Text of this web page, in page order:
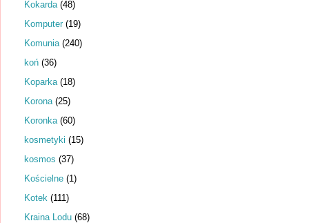
Kokarda (48)
Komputer (19)
Komunia (240)
koń (36)
Koparka (18)
Korona (25)
Koronka (60)
kosmetyki (15)
kosmos (37)
Kościelne (1)
Kotek (111)
Kraina Lodu (68)